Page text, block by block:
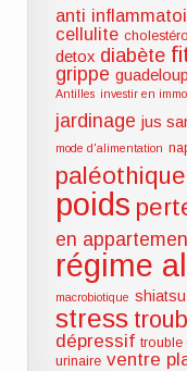
anti
cellulite
detox diabète
grippe
Antilles investir en
jardinage jus
mode d'alimentation
paléothique
poids
en
régime
macrobiotique shiatsu
stress
dépressif trouble
urinaire ventre